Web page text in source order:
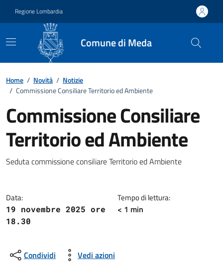
Regione Lombardia
Comune di Meda
Home / Novità / Notizie
/ Commissione Consiliare Territorio ed Ambiente
Commissione Consiliare
Territorio ed Ambiente
Dettagli della notizia
Seduta commissione consiliare Territorio ed Ambiente
Data:
19 novembre 2025 ore
18.30
Tempo di lettura:
< 1 min
Condividi Vedi azioni